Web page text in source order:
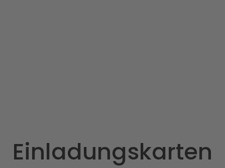
Einladungskarten